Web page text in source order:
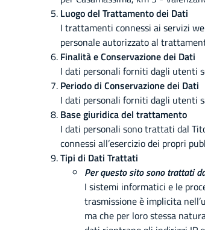
Luogo del Trattamento dei Dati
I trattamenti connessi ai servizi
personale autorizzato al
Finalità e Conservazione dei Dati
I dati personali forniti dagli utenti
Periodo di Conservazione dei Dati
I dati personali forniti dagli utenti
Base giuridica del trattamento
I dati personali sono trattati dal
connessi all’esercizio dei propri
Tipi di Dati Trattati
Per questo sito sono trattati
I sistemi informatici e le
trasmissione è implicita
ma che per loro stessa